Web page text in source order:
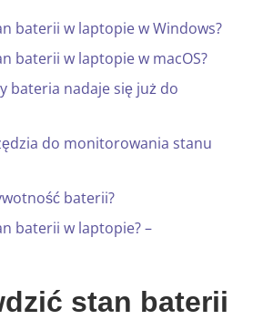
baterii w laptopie w Windows?
baterii w laptopie w macOS?
bateria nadaje się już do
do monitorowania stanu
baterii?
baterii w laptopie? –
stan baterii